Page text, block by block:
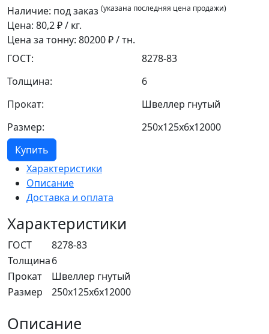
Наличие: под заказ (указана последняя цена продажи)
Цена: 80,2₽ / кг.
Цена за тонну: 80200₽ / тн.
ГОСТ:
8278-83
Толщина:
6
Прокат:
Швеллер гнутый
Размер:
250x125x6x12000
Купить
Характеристики
Описание
Доставка и оплата
Характеристики
ГОСТ
8278-83
Толщина6
Прокат
Швеллер гнутый
Размер
250x125x6x12000
Описание